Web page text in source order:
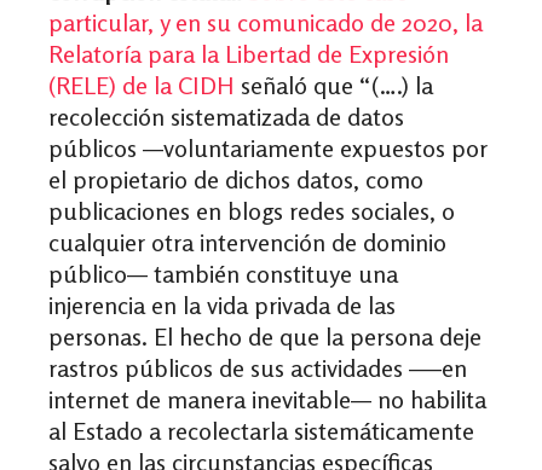
particular, y en su comunicado de 2020, la
Relatoría para la Libertad de Expresión
(RELE) de la CIDH señaló que “(….) la
recolección sistematizada de datos
públicos —voluntariamente expuestos por
el propietario de dichos datos, como
publicaciones en blogs redes sociales, o
cualquier otra intervención de dominio
público— también constituye una
injerencia en la vida privada de las
personas. El hecho de que la persona deje
rastros públicos de sus actividades —–en
internet de manera inevitable— no habilita
al Estado a recolectarla sistemáticamente
salvo en las circunstancias específicas